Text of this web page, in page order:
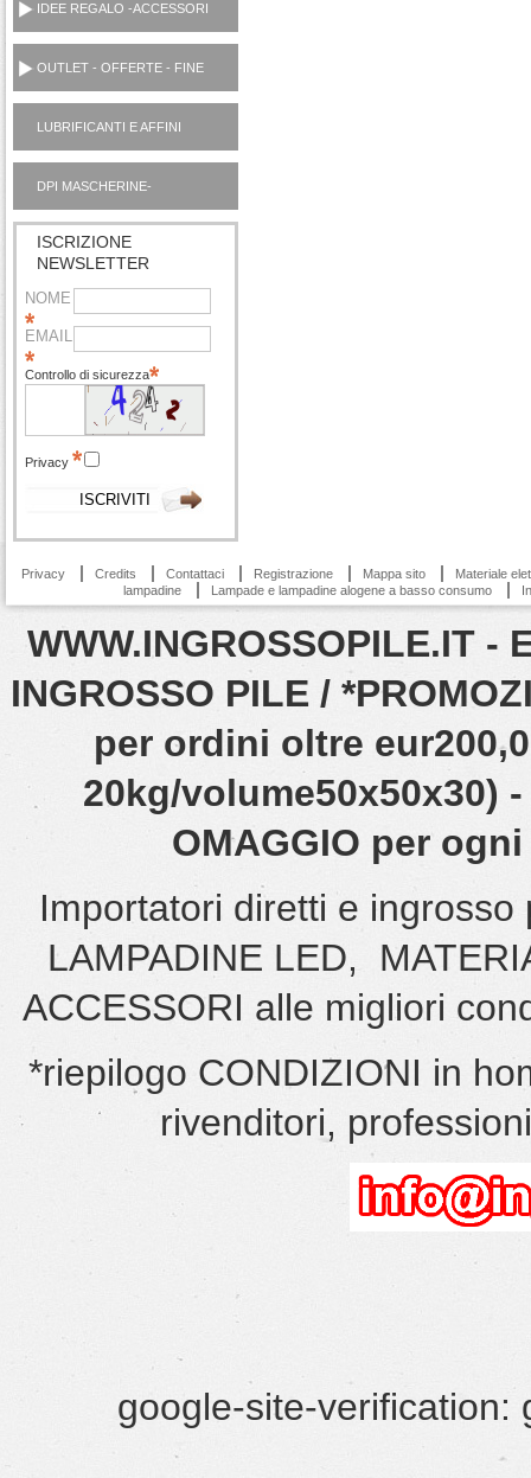
IDEE REGALO -ACCESSORI
OUTLET - OFFERTE - FINE
SERIE
LUBRIFICANTI E AFFINI
MOTORI AUTO OUTLET
DPI MASCHERINE-
IGIENIZZANTI
ISCRIZIONE
NEWSLETTER
NOME
EMAIL
Controllo di sicurezza
Privacy
Privacy Credits Contattaci Registrazione Mappa sito
Materiale
lampadine
Lampade e lampadine alogene a basso consumo
WWW.INGROSSOPILE.IT -
INGROSSO PILE /
per ordini oltre
20kg/volume50x50x30)
OMAGGIO per
Importatori diretti e
LAMPADINE LED,
ACCESSORI alle migliori
*riepilogo CONDIZIONI in
rivenditori,
google-site-verification: